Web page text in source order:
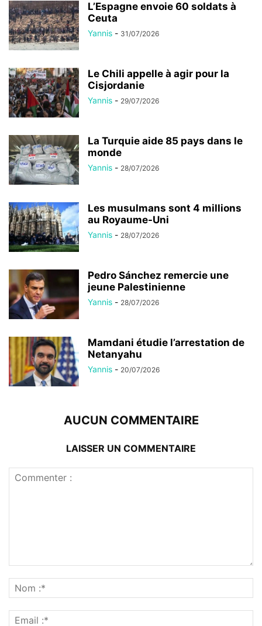
L’Espagne envoie 60 soldats à
Ceuta
Yannis - 31/07/2026
Le Chili appelle à agir pour la
Cisjordanie
Yannis - 29/07/2026
La Turquie aide 85 pays dans le
monde
Yannis - 28/07/2026
Les musulmans sont 4 millions
au Royaume-Uni
Yannis - 28/07/2026
Pedro Sánchez remercie une
jeune Palestinienne
Yannis - 28/07/2026
Mamdani étudie l’arrestation de
Netanyahu
Yannis - 20/07/2026
AUCUN COMMENTAIRE
LAISSER UN COMMENTAIRE